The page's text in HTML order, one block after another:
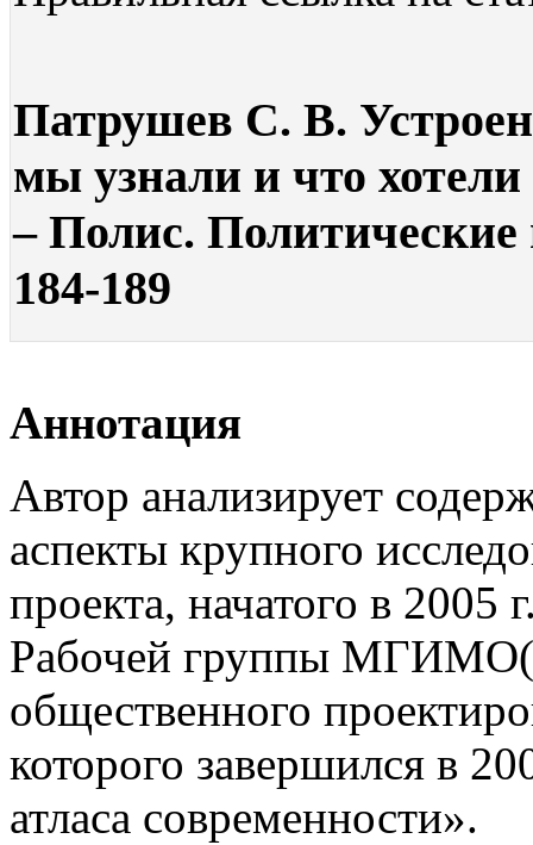
Патрушев С. В.
мы узнали и что
– Полис.
184-189
Аннотация
Автор анализирует
аспекты крупного
проекта, начатого в
Рабочей группы
общественного
которого завершился в
атласа современности».